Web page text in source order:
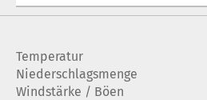
Temperatur
Niederschlagsmenge
Windstärke / Böen